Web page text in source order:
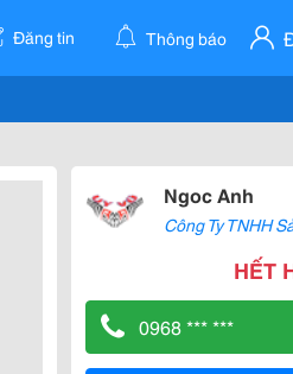
Đăng tin Thông báo
Ngoc Anh
HẾT
0968 *** ***